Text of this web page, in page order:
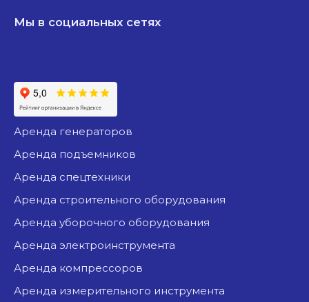
Мы в социальных сетях
аренда генераторов
аренда подъемников
аренда спецтехники
аренда строительного оборудования
аренда уборочного оборудования
аренда электроинструмента
аренда компрессоров
аренда измерительного инструмента